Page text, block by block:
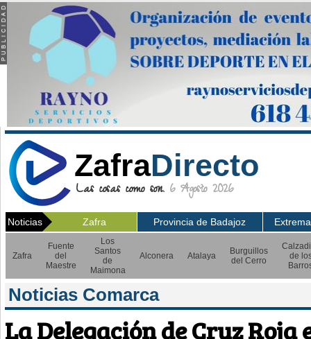
ZafraDirecto
Las cosas como son.6 Agosto 2026
Noticias Zafra Provincia de Badajoz
Zafra
Fuente
del
Maestre
Los
Santos
de
Maimona
Alconera Atalaya
Burguillos
del Cerro
de
Noticias Comarca
La Delegación de Cruz Roja